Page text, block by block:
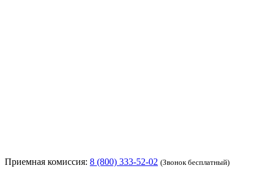
Приемная комиссия: 8 (800) 333-52-02 (Звонок бесплатный)